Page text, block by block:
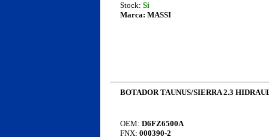
Stock: Si
Marca: MASSI
BOTADOR TAUNUS/SIERRA 2.3
OEM: D6FZ6500A
FNX: 000390-2